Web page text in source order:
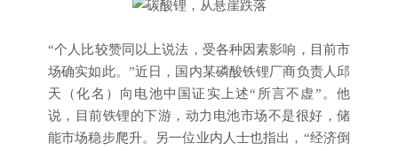
“个人比较赞同以上说法，受各种因素影响，目前市
场确实如此。”近日，国内某磷酸铁锂厂商负责人邱
天（化名）向电池中国证实上述“所言不虚”。他
说，目前铁锂的下游，动力电池市场不是很好，储
能市场稳步爬升。另一位业内人士也指出，“经济倒